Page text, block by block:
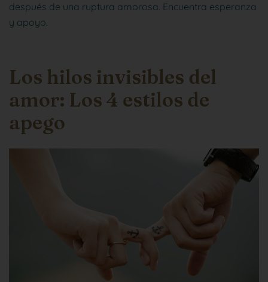
después de una ruptura amorosa. Encuentra esperanza
y apoyo.
Los hilos invisibles del
amor: Los 4 estilos de
apego